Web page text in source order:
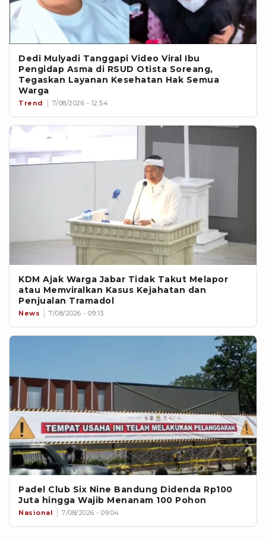
Dedi Mulyadi Tanggapi Video Viral Ibu
Pengidap Asma di RSUD Otista Soreang,
Tegaskan Layanan Kesehatan Hak Semua
Warga
Trend 7/08/2026 - 12:54
KDM Ajak Warga Jabar Tidak Takut Melapor
atau Memviralkan Kasus Kejahatan dan
Penjualan Tramadol
News 7/08/2026 - 09:13
Padel Club Six Nine Bandung Didenda Rp100
Juta hingga Wajib Menanam 100 Pohon
Nasional 7/08/2026 - 09:04